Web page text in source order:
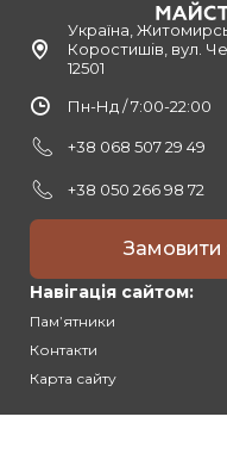
Україна,
Коростишів, вул.
12501
Пн-Нд / 7:00-22:00
+38 068 507 29 49
+38 050 266 98 72
Замовити
Навігація сайтом:
Памʼятники
Контакти
Карта сайту